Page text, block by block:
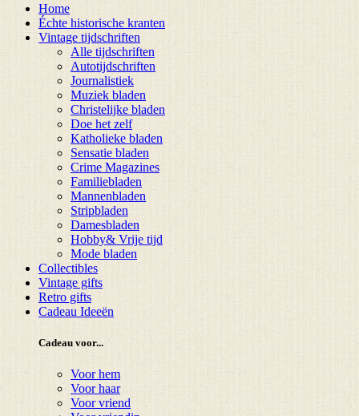
Home
Échte historische kranten
Vintage tijdschriften
Alle tijdschriften
Autotijdschriften
Journalistiek
Muziek bladen
Christelijke bladen
Doe het zelf
Katholieke bladen
Sensatie bladen
Crime Magazines
Familiebladen
Mannenbladen
Stripbladen
Damesbladen
Hobby& Vrije tijd
Mode bladen
Collectibles
Vintage gifts
Retro gifts
Cadeau Ideeën
Cadeau voor...
Voor hem
Voor haar
Voor vriend